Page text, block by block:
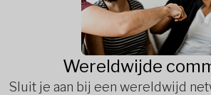
Wereldwijde
Sluit je aan bij een wereldwijd